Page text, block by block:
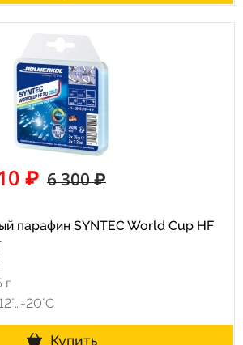
₽ 6 300 ₽
парафин SYNTEC World Cup HF
г
20°C
Купить